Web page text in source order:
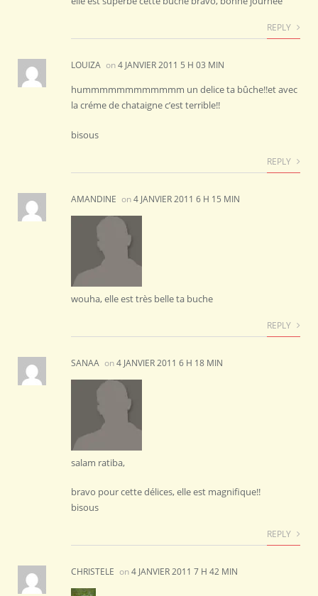
REPLY
LOUIZA on4 JANVIER 2011 5 H 03 MIN
hummmmmmmmmmmm un delice ta bûche!!et avec
la créme de chataigne c’est terrible!!
bisous
REPLY
AMANDINE on4 JANVIER 2011 6 H 15 MIN
wouha, elle est très belle ta buche
REPLY
SANAA on4 JANVIER 2011 6 H 18 MIN
salam ratiba,
bravo pour cette délices, elle est magnifique!!
bisous
REPLY
CHRISTELE on4 JANVIER 2011 7 H 42 MIN